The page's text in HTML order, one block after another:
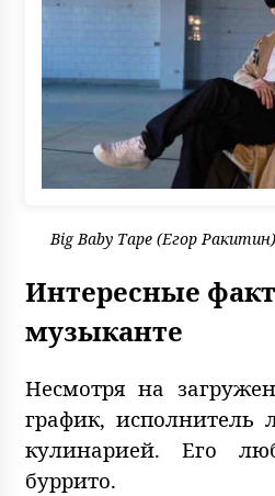
Big Baby Tape (Егор
Интересные
музыканте
Несмотря на
график, исполнитель
кулинарией. Его
буррито.